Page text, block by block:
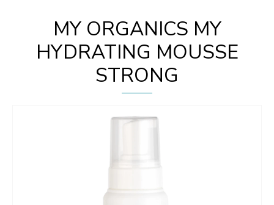
MY ORGANICS MY
HYDRATING MOUSSE
STRONG